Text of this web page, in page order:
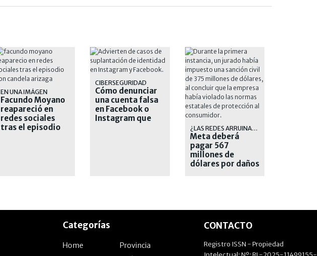
EN UNA IMÁGEN
Facundo Moyano
reapareció en
redes sociales
tras el episodio
CIBERSEGURIDAD
Cómo denunciar
una cuenta falsa
en Facebook o
Instagram que
¿LAS REDES ARRUINAN EL MUNDO?
Meta deberá
pagar 567
millones de
dólares por daños
Categorías
Home
Provincia
CONTACTO
Registro ISSN - Propiedad